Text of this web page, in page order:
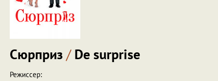
Сюрприз/De surprise
Режиссер: